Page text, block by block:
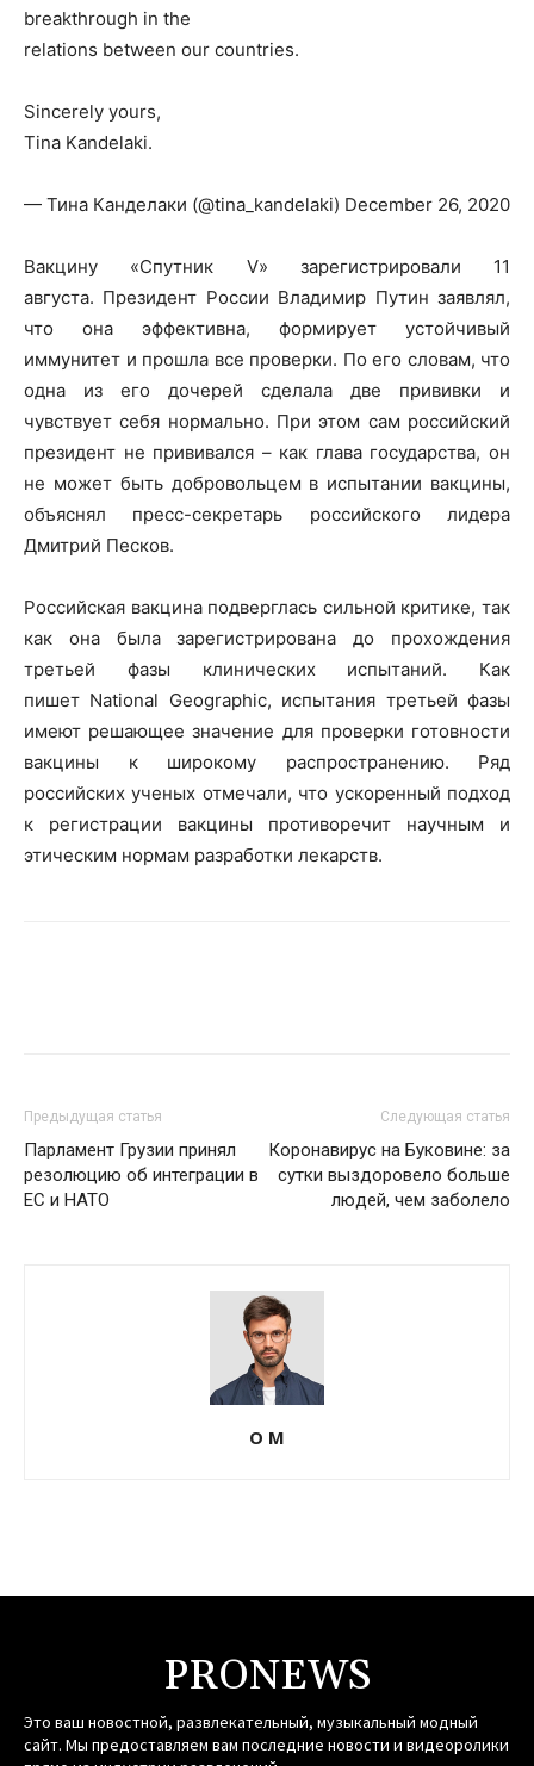
breakthrough in the
relations between our countries.
Sincerely yours,
Tina Kandelaki.
— Тина Канделаки (@tina_kandelaki) December 26, 2020
Вакцину «Спутник V» зарегистрировали 11
августа. Президент России Владимир Путин заявлял,
что она эффективна, формирует устойчивый
иммунитет и прошла все проверки. По его словам, что
одна из его дочерей сделала две прививки и
чувствует себя нормально. При этом сам российский
президент не прививался – как глава государства, он
не может быть добровольцем в испытании вакцины,
объяснял пресс-секретарь российского лидера
Дмитрий Песков.
Российская вакцина подверглась сильной критике, так
как она была зарегистрирована до прохождения
третьей фазы клинических испытаний. Как
пишет National Geographic, испытания третьей фазы
имеют решающее значение для проверки готовности
вакцины к широкому распространению. Ряд
российских ученых отмечали, что ускоренный подход
к регистрации вакцины противоречит научным и
этическим нормам разработки лекарств.
Предыдущая статья
Парламент Грузии принял
резолюцию об интеграции в
ЕС и НАТО
Следующая статья
Коронавирус на Буковине: за
сутки выздоровело больше
людей, чем заболело
О М
PRONEWS
Это ваш новостной, развлекательный, музыкальный модный
сайт. Мы предоставляем вам последние новости и видеоролики